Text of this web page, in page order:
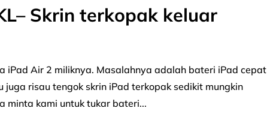
Skrin terkopak keluar
iPad Air 2 miliknya. Masalahnya adalah bateri iPad cepat
risau tengok skrin iPad terkopak sedikit mungkin
minta kami untuk tukar bateri...